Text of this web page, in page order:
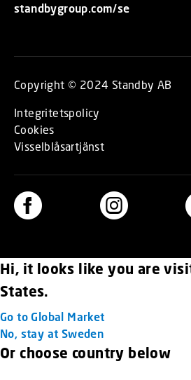
standbygroup.com/se
Copyright © 2024 Standby AB
Integritetspolicy
Cookies
Visselblåsartjänst
Hi, it looks like you are
States.
Go to Global Market
No, stay at Sweden
Or choose country below